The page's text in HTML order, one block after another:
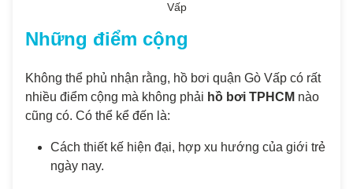
Vấp
Những điểm cộng
Không thể phủ nhận rằng, hồ bơi quận Gò Vấp có rất
nhiều điểm cộng mà không phải hồ bơi TPHCM nào
cũng có. Có thể kể đến là:
Cách thiết kế hiện đại, hợp xu hướng của giới trẻ
ngày nay.